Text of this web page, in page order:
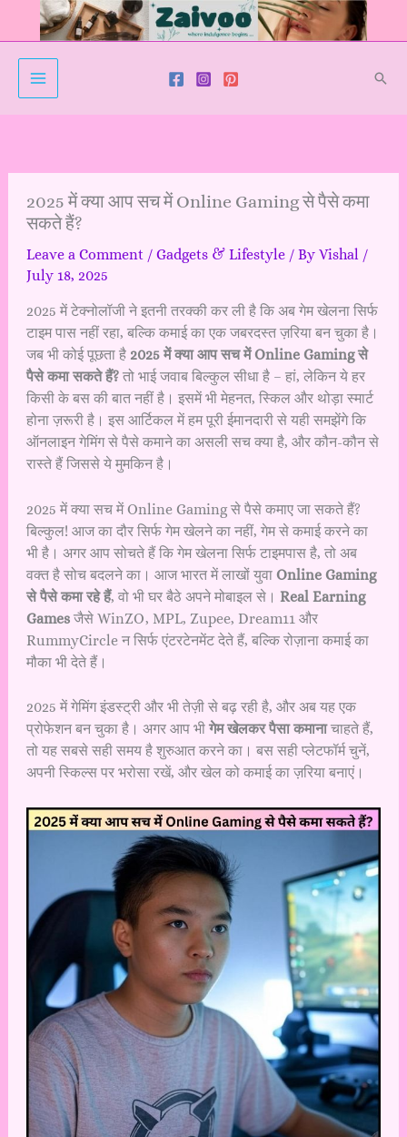
2025 में क्या आप सच में Online Gaming से पैसे कमा
सकते हैं?
Leave a Comment / Gadgets & Lifestyle/ By Vishal /
July 18, 2025
2025 में टेक्नोलॉजी ने इतनी तरक्की कर ली है कि अब गेम खेलना सिर्फ
टाइम पास नहीं रहा, बल्कि कमाई का एक जबरदस्त ज़रिया बन चुका है।
जब भी कोई पूछता है 2025 में क्या आप सच में Online Gaming से
पैसे कमा सकते हैं?तो भाई जवाब बिल्कुल सीधा है – हां, लेकिन ये हर
किसी के बस की बात नहीं है। इसमें भी मेहनत, स्किल और थोड़ा स्मार्ट
होना ज़रूरी है। इस आर्टिकल में हम पूरी ईमानदारी से यही समझेंगे कि
ऑनलाइन गेमिंग से पैसे कमाने का असली सच क्या है, और कौन-कौन से
रास्ते हैं जिससे ये मुमकिन है।
2025 में क्या सच में Online Gaming से पैसे कमाए जा सकते हैं?
बिल्कुल! आज का दौर सिर्फ गेम खेलने का नहीं, गेम से कमाई करने का
भी है। अगर आप सोचते हैं कि गेम खेलना सिर्फ टाइमपास है, तो अब
वक्त है सोच बदलने का। आज भारत में लाखों युवा Online Gaming
से पैसे कमा रहे हैं, वो भी घर बैठे अपने मोबाइल से। Real Earning
Gamesजैसे WinZO, MPL, Zupee, Dream11 और
RummyCircle न सिर्फ एंटरटेनमेंट देते हैं, बल्कि रोज़ाना कमाई का
मौका भी देते हैं।
2025 में गेमिंग इंडस्ट्री और भी तेज़ी से बढ़ रही है, और अब यह एक
प्रोफेशन बन चुका है। अगर आप भी गेम खेलकर पैसा कमानाचाहते हैं,
तो यह सबसे सही समय है शुरुआत करने का। बस सही प्लेटफॉर्म चुनें,
अपनी स्किल्स पर भरोसा रखें, और खेल को कमाई का ज़रिया बनाएं।